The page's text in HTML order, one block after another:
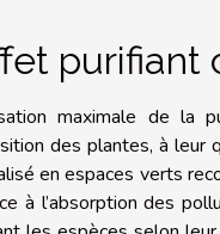
purifiant
maximale de la
des plantes, à
en espaces verts
à l’absorption des